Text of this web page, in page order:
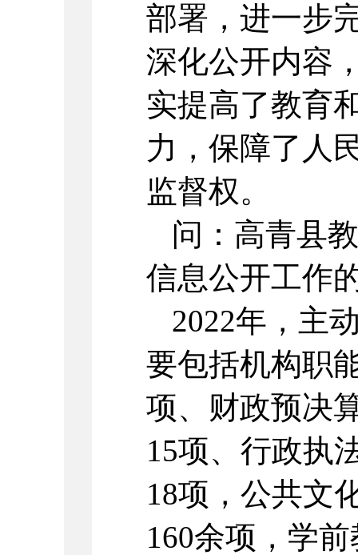
部署，进一步
深化公开内容
实提高了教育
力，保障了人
监督权。
问：高青县
信息公开工作
2022年，主
要包括机构职
项、财政预决
15项、行政执
18项，公共文
160余项，学